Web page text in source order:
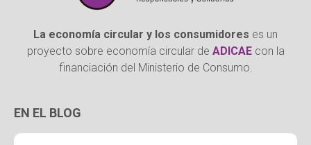
La economía circular y los consumidores es un
proyecto sobre economía circular de ADICAEcon la
financiación del Ministerio de Consumo.
EN EL BLOG